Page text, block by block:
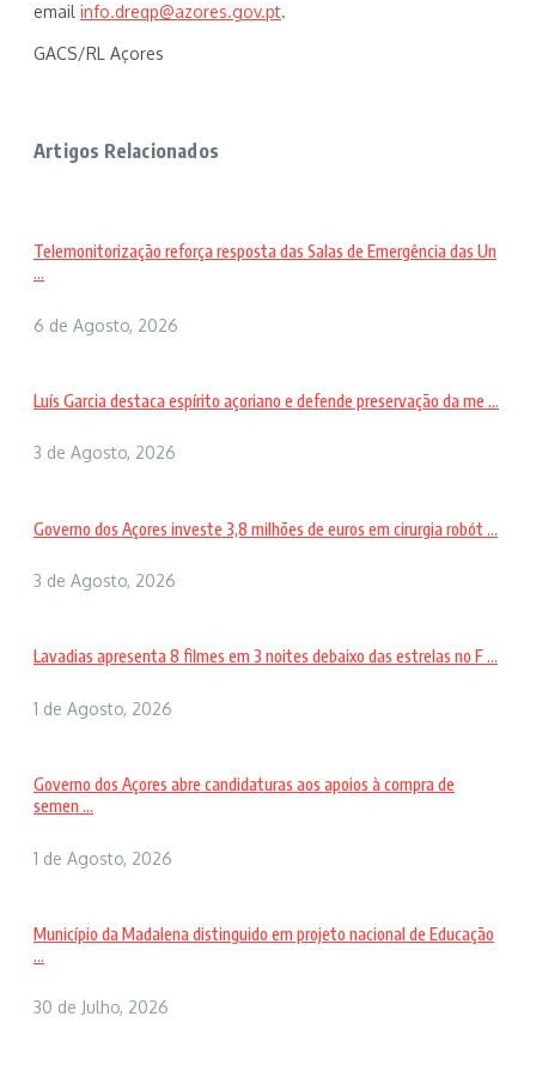
email info.dreqp@azores.gov.pt.
GACS/RL Açores
Artigos Relacionados
Telemonitorização reforça resposta das Salas de Emergência das Un
...
6 de Agosto, 2026
Luís Garcia destaca espírito açoriano e defende preservação da me ...
3 de Agosto, 2026
Governo dos Açores investe 3,8 milhões de euros em cirurgia robót ...
3 de Agosto, 2026
Lavadias apresenta 8 filmes em 3 noites debaixo das estrelas no F ...
1 de Agosto, 2026
Governo dos Açores abre candidaturas aos apoios à compra de
semen ...
1 de Agosto, 2026
Município da Madalena distinguido em projeto nacional de Educação
...
30 de Julho, 2026